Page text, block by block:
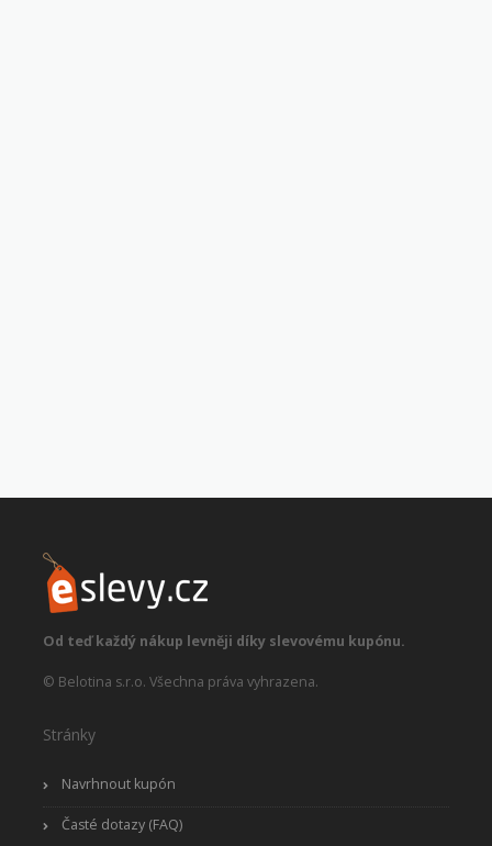
Od teď každý nákup levněji díky slevovému kupónu.
© Belotina s.r.o. Všechna práva vyhrazena.
Stránky
Navrhnout kupón
Časté dotazy (FAQ)